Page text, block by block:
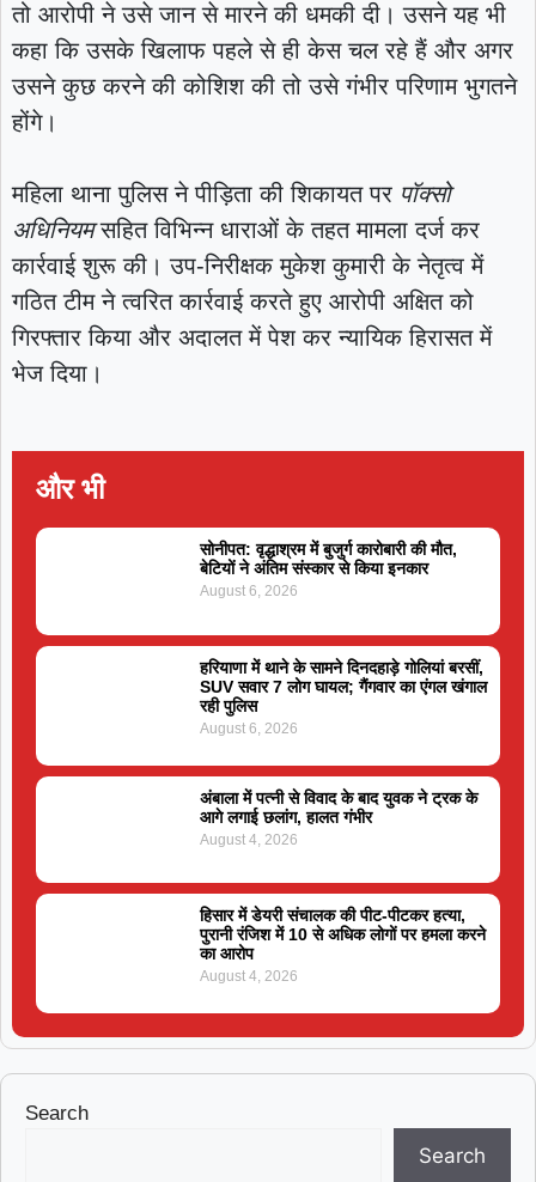
तो आरोपी ने उसे जान से मारने की धमकी दी। उसने यह भी
कहा कि उसके खिलाफ पहले से ही केस चल रहे हैं और अगर
उसने कुछ करने की कोशिश की तो उसे गंभीर परिणाम भुगतने
होंगे।
महिला थाना पुलिस ने पीड़िता की शिकायत पर पॉक्सो
अधिनियमसहित विभिन्न धाराओं के तहत मामला दर्ज कर
कार्रवाई शुरू की। उप-निरीक्षक मुकेश कुमारी के नेतृत्व में
गठित टीम ने त्वरित कार्रवाई करते हुए आरोपी अक्षित को
गिरफ्तार किया और अदालत में पेश कर न्यायिक हिरासत में
भेज दिया।
और भी
सोनीपत: वृद्धाश्रम में बुजुर्ग कारोबारी की मौत,
बेटियों ने अंतिम संस्कार से किया इनकार
August 6, 2026
हरियाणा में थाने के सामने दिनदहाड़े गोलियां बरसीं,
SUV सवार 7 लोग घायल; गैंगवार का एंगल खंगाल
रही पुलिस
August 6, 2026
अंबाला में पत्नी से विवाद के बाद युवक ने ट्रक के
आगे लगाई छलांग, हालत गंभीर
August 4, 2026
हिसार में डेयरी संचालक की पीट-पीटकर हत्या,
पुरानी रंजिश में 10 से अधिक लोगों पर हमला करने
का आरोप
August 4, 2026
Search
Search